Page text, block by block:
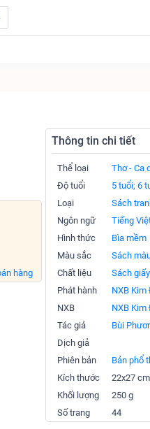
hàng
Thông tin chi tiết
Thể loại
Thơ - Ca
Độ tuổi
5 tuổi; 6
Loại
Sách
Ngôn ngữ
Tiếng
Hình thức
Bìa mềm
Màu sắc
Sách
Chất liệu
Sách giấy
Phát hành
NXB Kim
NXB
NXB Kim
Tác giả
Bùi
Dịch giả
Phiên bản
Bản phổ
Kích thước
22x27 cm
Khối lượng
250 g
Số trang
44